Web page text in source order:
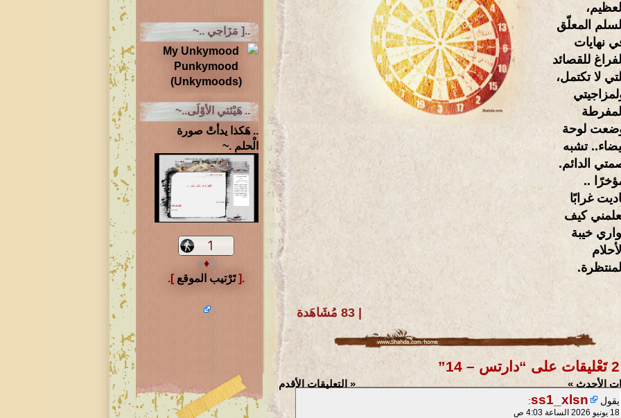
..[ مَزَاجي ..~
.. هَيْئتي الأوْلَى..~
.. هَكذا يدأتْ صورة
الْحلمِ .~
●
♦
●
.[تَرْتيب الموقع ].
العظيم،
السلم المعلّق
نهايات
الفراغ للقصائد
التي لا تكتمل،
المفرطة
لوحة
تشبه
الدائم.
..
غرابًا
كيف
أُواري خيبة
الأحلام
المنتظرة.
– 14”
« التعليقات الأقدم الأحدث »
يقول ss1_xlsn
:
18 يونيو 2026 الساعة 4:03 ص